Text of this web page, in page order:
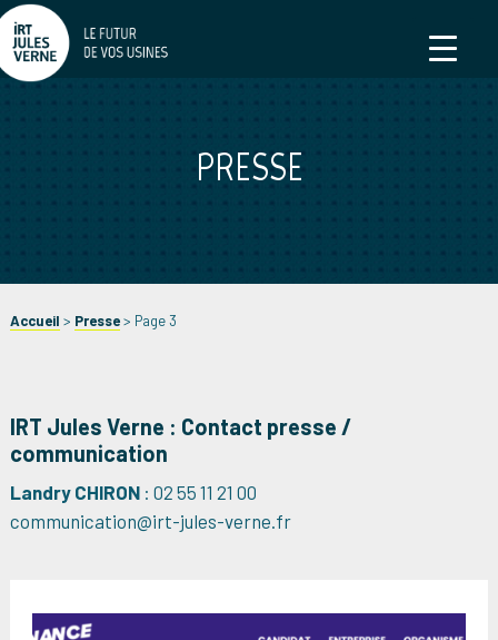
PRESSE
Accueil > Presse> Page 3
IRT Jules Verne : Contact presse /
communication
Landry CHIRON: 02 55 11 21 00
communication@irt-jules-verne.fr